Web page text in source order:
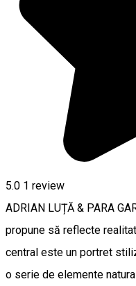
5.0 1 review
ADRIAN LUȚĂ & PARA
propune să reflecte
central este un portret
o serie de elemente